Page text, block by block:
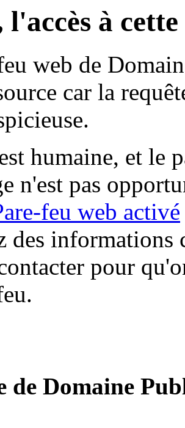
l'accès à
web de
car la
humaine, et le
n'est pas
feu web activé
des informations
pour
de Domaine